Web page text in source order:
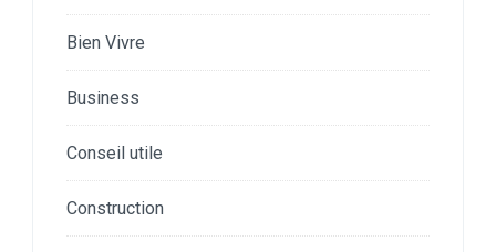
Bien Vivre
Business
Conseil utile
Construction